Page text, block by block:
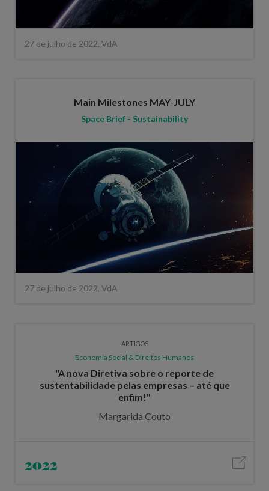
27 de julho de 2022, VdA
Main Milestones MAY-JULY
Space Brief - Sustainability
27 de julho de 2022, VdA
ARTIGOS
Economia Social & Direitos Humanos
"A nova Diretiva sobre o reporte de
sustentabilidade pelas empresas – até que
enfim!"
Margarida Couto
2022